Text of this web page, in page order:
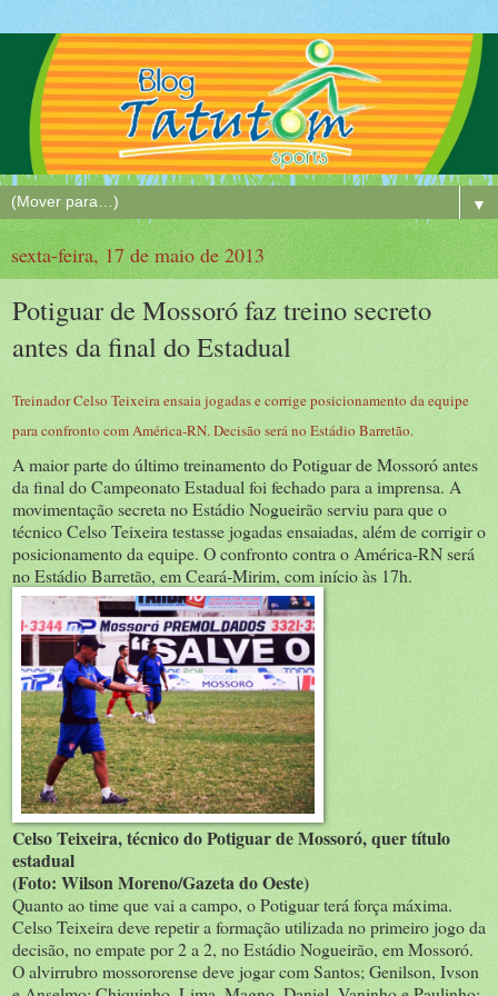
▼
sexta-feira, 17 de maio de 2013
Potiguar de Mossoró faz treino secreto
antes da final do Estadual
Treinador Celso Teixeira ensaia jogadas e corrige posicionamento da equipe
para confronto com América-RN. Decisão será no Estádio Barretão.
A maior parte do último treinamento do Potiguar de Mossoró antes
da final do Campeonato Estadual foi fechado para a imprensa. A
movimentação secreta no Estádio Nogueirão serviu para que o
técnico Celso Teixeira testasse jogadas ensaiadas, além de corrigir o
posicionamento da equipe. O confronto contra o América-RN será
no Estádio Barretão, em Ceará-Mirim, com início às 17h.
Celso Teixeira, técnico do Potiguar de Mossoró, quer título
estadual
(Foto: Wilson Moreno/Gazeta do Oeste)
Quanto ao time que vai a campo, o Potiguar terá força máxima.
Celso Teixeira deve repetir a formação utilizada no primeiro jogo da
decisão, no empate por 2 a 2, no Estádio Nogueirão, em Mossoró.
O alvirrubro mossororense deve jogar com Santos; Genilson, Ivson